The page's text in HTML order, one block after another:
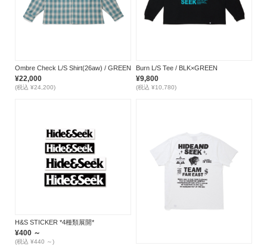
Ombre Check L/S Shirt(26aw) / GREEN
¥22,000
(税込 ¥24,200)
Burn L/S Tee / BLK×GREEN
¥9,800
(税込 ¥10,780)
H&S STICKER *4種類展開*
¥400 ～
(税込 ¥440 ～)